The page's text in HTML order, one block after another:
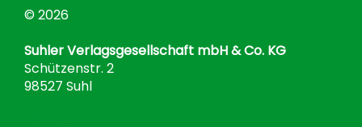
© 2026
Suhler Verlagsgesellschaft mbH & Co. KG
Schützenstr. 2
98527 Suhl